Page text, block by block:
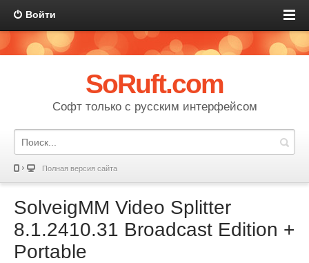
Войти
SoRuft.com
Софт только с русским интерфейсом
Полная версия сайта
SolveigMM Video Splitter
8.1.2410.31 Broadcast Edition +
Portable